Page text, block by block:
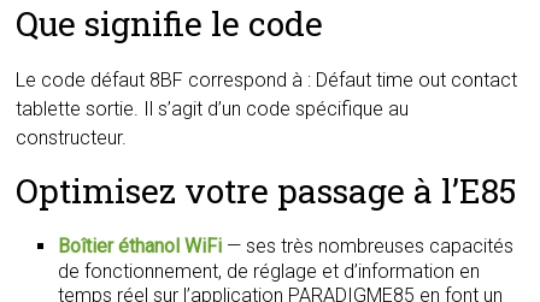
Que signifie le code
Le code défaut 8BF correspond à : Défaut time out contact
tablette sortie. Il s’agit d’un code spécifique au
constructeur.
Optimisez votre passage à l’E85
Boîtier éthanol WiFi — ses très nombreuses capacités
de fonctionnement, de réglage et d’information en
temps réel sur l’application PARADIGME85 en font un